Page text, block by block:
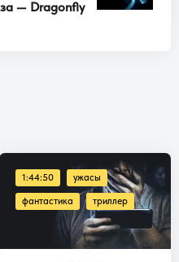
сразу же предали его
— Dragonfly
1:44:50 ужасы
фантастика триллер